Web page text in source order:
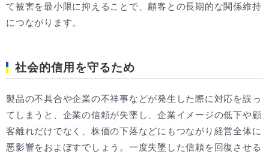
て被害を最小限に抑えることで、顧客との長期的な関係維持
につながります。
社会的信用を守るため
製品の不具合や企業の不祥事などが発生した際に対応を誤っ
てしまうと、企業の信頼が失墜し、企業イメージの低下や顧
客離れだけでなく、株価の下落などにもつながり経営全体に
悪影響をおよぼすでしょう。一度失墜した信頼を回復させる